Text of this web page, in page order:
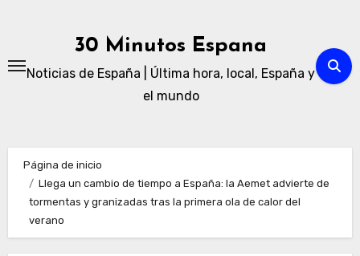
30 Minutos Espana
Noticias de España | Última hora, local, España y
el mundo
Página de inicio
Llega un cambio de tiempo a España: la Aemet advierte de
tormentas y granizadas tras la primera ola de calor del
verano